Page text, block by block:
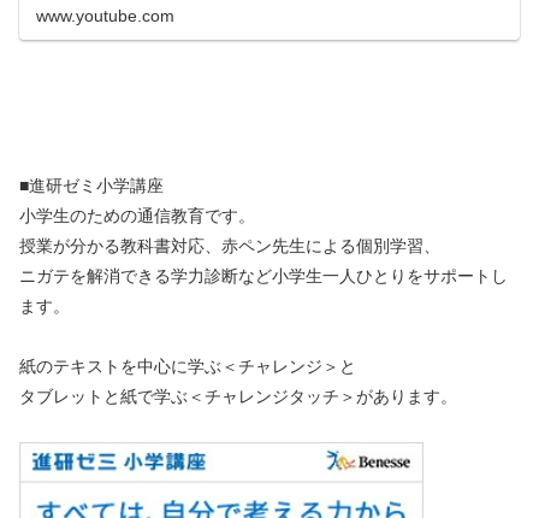
www.youtube.com
■進研ゼミ小学講座
小学生のための通信教育です。
授業が分かる教科書対応、赤ペン先生による個別学習、
ニガテを解消できる学力診断など小学生一人ひとりをサポートし
ます。
紙のテキストを中心に学ぶ＜チャレンジ＞と
タブレットと紙で学ぶ＜チャレンジタッチ＞があります。